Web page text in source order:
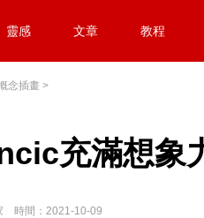
靈感 文章 教程
念插畫 >
充滿想象
時間：2021-10-09